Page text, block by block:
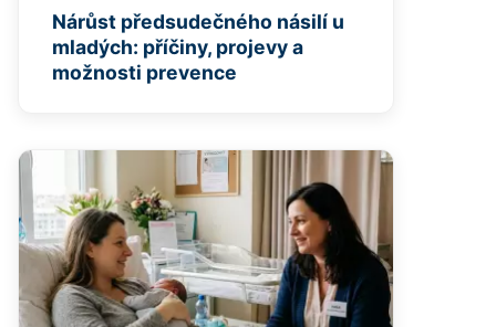
Nárůst předsudečného násilí u
mladých: příčiny, projevy a
možnosti prevence